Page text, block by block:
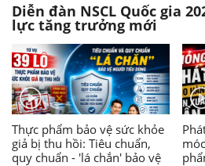
Diễn đàn NSCL Quốc gia
lực tăng trưởng mới
Thực phẩm bảo vệ sức khỏe
giả bị thu hồi: Tiêu chuẩn,
quy chuẩn - 'lá chắn' bảo vệ